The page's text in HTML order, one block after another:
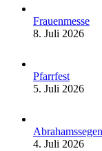
Frauenmesse
8. Juli 2026
Pfarrfest
5. Juli 2026
Abrahamssegen
4. Juli 2026